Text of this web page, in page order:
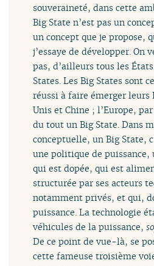
souveraineté, dans cette
Big State n’est pas un
un concept que je propose,
j’essaye de développer. On
pas, d’ailleurs tous les
States. Les Big States sont
réussi à faire émerger leurs
Unis et Chine ; l’Europe,
du tout un Big State. Dans
conceptuelle, un Big State,
une politique de puissance,
qui est dopée, qui est
structurée par ses acteurs
notamment privés, et qui,
puissance. La technologie
véhicules de la puissance,
De ce point de vue-là, se
cette fameuse troisième